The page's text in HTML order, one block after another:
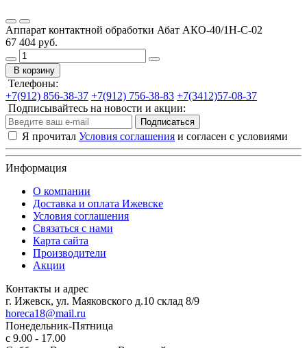
Аппарат контактной обработки Абат АКО-40/1Н-С-02
67 404 руб.
В корзину
Телефоны:
+7(912) 856-38-37 +7(912) 756-38-83 +7(3412)57-08-37
Подписывайтесь на новости и акции:
Подписаться
Я прочитал Условия соглашения и согласен с условиями
Информация
О компании
Доставка и оплата Ижевске
Условия соглашения
Связаться с нами
Карта сайта
Производители
Акции
Контакты и адрес
г. Ижевск, ул. Маяковского д.10 склад 8/9
horeca18@mail.ru
Понедельник-Пятница
с 9.00 - 17.00